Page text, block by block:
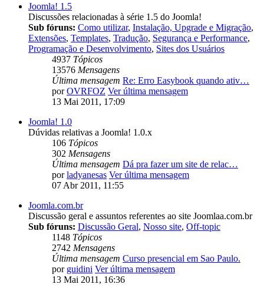
Joomla! 1.5
Discussões relacionadas à série 1.5 do Joomla!
Sub fóruns: Como utilizar, Instalação, Upgrade e Migração,
Extensões, Templates, Tradução, Segurança e Performance,
Programação e Desenvolvimento, Sites dos Usuários
4937 Tópicos
13576 Mensagens
Última mensagem Re: Erro Easybook quando ativ…
porOVRFOZ Ver última mensagem
13 Mai 2011, 17:09
Joomla! 1.0
Dúvidas relativas a Joomla! 1.0.x
106 Tópicos
302 Mensagens
Última mensagem Dá pra fazer um site de relac…
porladyanesas Ver última mensagem
07 Abr 2011, 11:55
Joomla.com.br
Discussão geral e assuntos referentes ao site Joomlaa.com.br
Sub fóruns: Discussão Geral, Nosso site, Off-topic
1148 Tópicos
2742 Mensagens
Última mensagem Curso presencial em Sao Paulo.
por guidini Ver última mensagem
13 Mai 2011, 16:36